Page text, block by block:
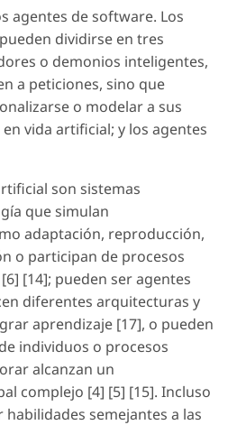
agentes de software. Los
dividirse en tres
o demonios inteligentes,
a peticiones, sino que
o modelar a sus
vida artificial; y los agentes
son sistemas
que simulan
adaptación, reproducción,
o participan de procesos
[14]; pueden ser agentes
diferentes arquitecturas y
aprendizaje [17], o pueden
individuos o procesos
alcanzan un
complejo [4] [5] [15]. Incluso
semejantes a las